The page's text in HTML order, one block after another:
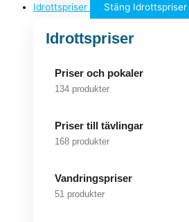
Idrottspriser Stäng Idrottspriser
Idrottspriser
Priser och pokaler
134 produkter
Priser till tävlingar
168 produkter
Vandringspriser
51 produkter